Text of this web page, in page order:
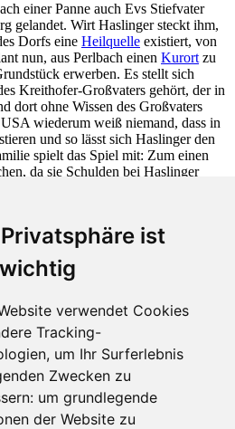
ist
verwendet Cookies
Tracking-
um Ihr Surferlebnis
Zwecken zu
um grundlegende
der Website zu
einer Panne auch Evs Stiefvater
gelandet. Wirt Haslinger steckt ihm,
Dorfs eine Heilquelle existiert, von
nun, aus Perlbach einen Kurortzu
erwerben. Es stellt sich
Kreithofer-Großvaters gehört, der in
dort ohne Wissen des Großvaters
wiederum weiß niemand, dass in
und so lässt sich Haslinger den
spielt das Spiel mit: Zum einen
da sie Schulden bei Haslinger
sie, dass der gewitzte Großvater
Sache herauskommen wird.
aus, stellt sich krank und erfährt
und der Heilquelle. Die
sein Testament auf sie
Grundstück samt Quelle billig erben
nichts, ist jedoch
ihre versnobte Mutter Michael als
er keinen Besitz hat. Großvater
guten Ende: Er schenkt Michael das
seinen restlichen Besitz jedoch
er die Verlobung von Ev und
als Besitzer des Grundstücks ein
für die Dünkelbergs ist...